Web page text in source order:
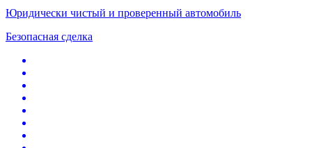
Юридически чистый и проверенный автомобиль
Безопасная сделка